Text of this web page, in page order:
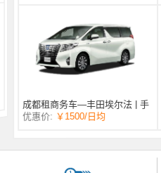
成都租商务车—丰田埃尔法 | 手
自一体 |
优惠价: ￥1500/日均